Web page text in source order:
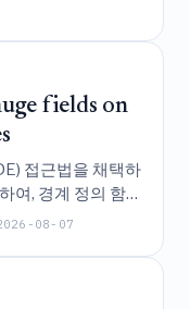
을 자율적으로
fields on
접근법을 채택하
여, 경계 정의 함
근적 AdS 공간
법을 체계적으
08-07